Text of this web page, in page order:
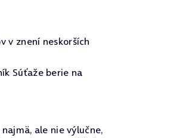
v znení neskorších
Súťaže berie na
ale nie výlučne,